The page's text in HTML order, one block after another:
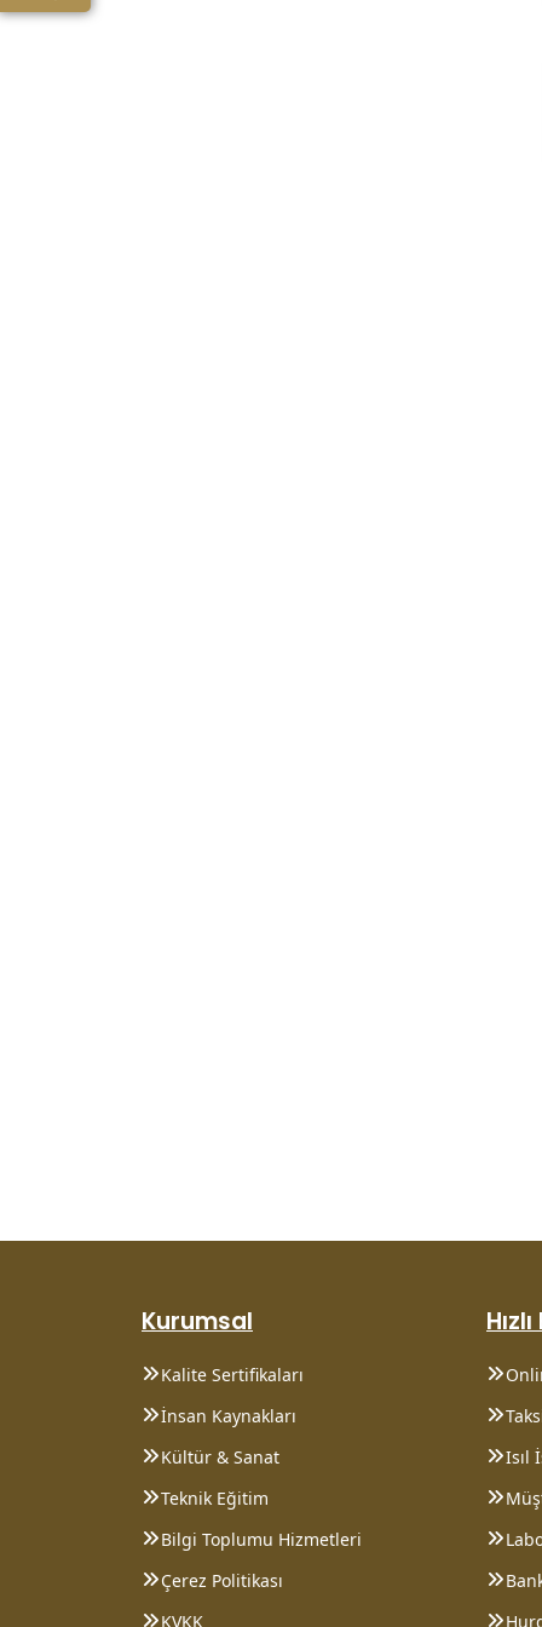
Kurumsal
Kalite Sertifikaları
İnsan Kaynakları
Kültür & Sanat
Teknik Eğitim
Bilgi Toplumu Hizmetleri
Çerez Politikası
KVKK
Isıl